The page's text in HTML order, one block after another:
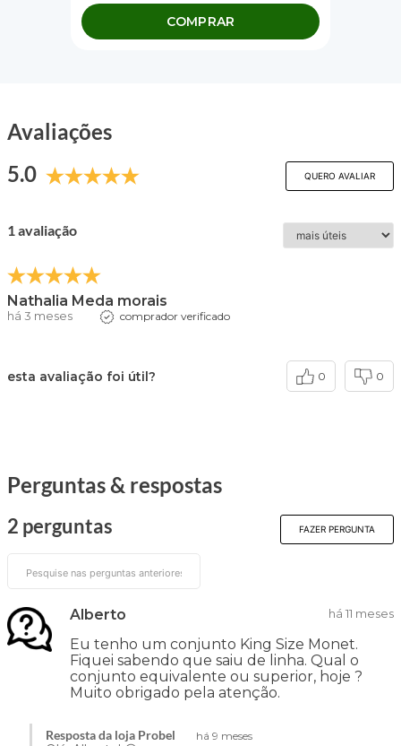
COMPRAR
Avaliações
5.0
QUERO AVALIAR
1 avaliação
Nathalia Meda morais
há 3 meses comprador verificado
esta avaliação foi útil? 0 0
Perguntas & respostas
2 perguntas FAZER PERGUNTA
Alberto há 11 meses
Eu tenho um conjunto King Size Monet.
Fiquei sabendo que saiu de linha. Qual o
conjunto equivalente ou superior, hoje ?
Muito obrigado pela atenção.
Resposta da loja Probel há 9 meses